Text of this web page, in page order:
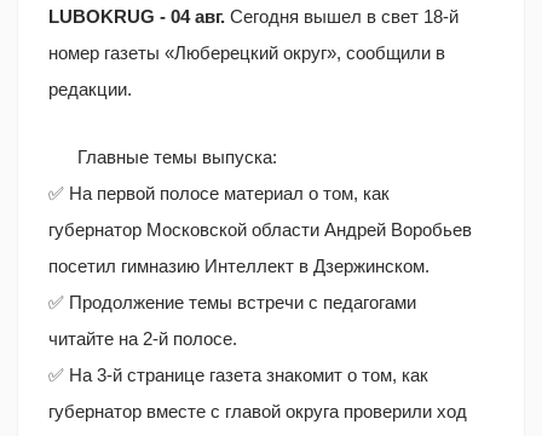
LUBOKRUG - 04 авг. Сегодня вышел в свет 18-й
номер газеты «Люберецкий округ», сообщили в
редакции.
Главные темы выпуска:
✅ На первой полосе материал о том, как
губернатор Московской области Андрей Воробьев
посетил гимназию Интеллект в Дзержинском.
✅ Продолжение темы встречи с педагогами
читайте на 2-й полосе.
✅ На 3-й странице газета знакомит о том, как
губернатор вместе с главой округа проверили ход